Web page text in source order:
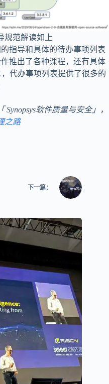
规范解读如上
指导和具体的待办事项列表
推出了各种课程，还有具体
代办事项列表提供了很多的
软件质量与安全」，
之路
下一篇：